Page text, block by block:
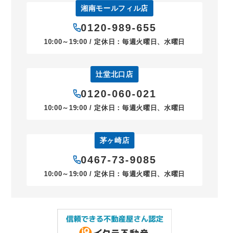
湘南モールフィル店
0120-989-655
10:00～19:00 / 定休日：毎週火曜日、水曜日
辻堂北口店
0120-060-021
10:00～19:00 / 定休日：毎週火曜日、水曜日
茅ヶ崎店
0467-73-9085
10:00～19:00 / 定休日：毎週火曜日、水曜日